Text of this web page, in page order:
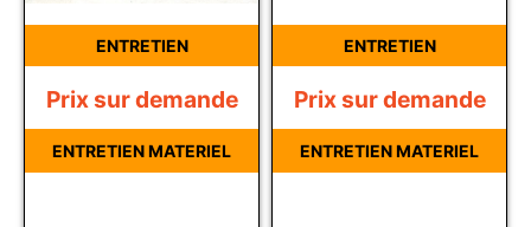
ENTRETIEN
Prix sur demande
ENTRETIEN MATERIEL
ENTRETIEN
Prix sur demande
ENTRETIEN MATERIEL